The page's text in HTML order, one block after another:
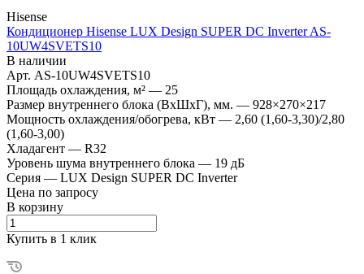
Hisense
Кондиционер Hisense LUX Design SUPER DC Inverter AS-
10UW4SVETS10
В наличии
Арт. AS-10UW4SVETS10
Площадь охлаждения, м² — 25
Размер внутреннего блока (ВхШхГ), мм. — 928×270×217
Мощность охлаждения/обогрева, кВт — 2,60 (1,60-3,30)/2,80
(1,60-3,00)
Хладагент — R32
Уровень шума внутреннего блока — 19 дБ
Серия — LUX Design SUPER DC Inverter
Цена по запросу
В корзину
Купить в 1 клик